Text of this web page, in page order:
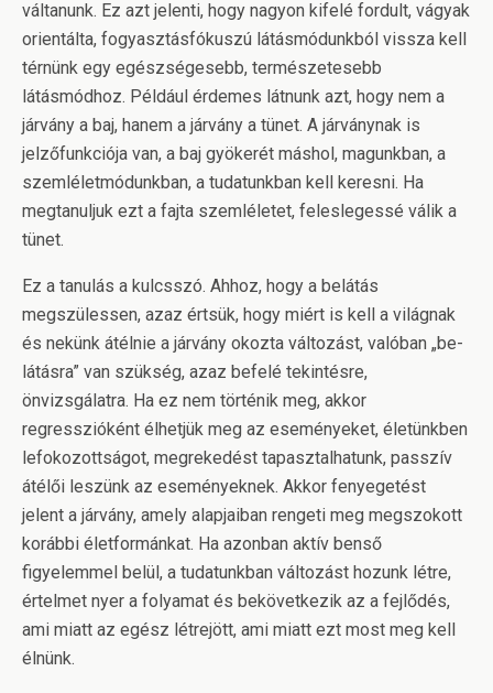
váltanunk. Ez azt jelenti, hogy nagyon kifelé fordult, vágyak
orientálta, fogyasztásfókuszú látásmódunkból vissza kell
térnünk egy egészségesebb, természetesebb
látásmódhoz. Például érdemes látnunk azt, hogy nem a
járvány a baj, hanem a járvány a tünet. A járványnak is
jelzőfunkciója van, a baj gyökerét máshol, magunkban, a
szemléletmódunkban, a tudatunkban kell keresni. Ha
megtanuljuk ezt a fajta szemléletet, feleslegessé válik a
tünet.
Ez a tanulás a kulcsszó. Ahhoz, hogy a belátás
megszülessen, azaz értsük, hogy miért is kell a világnak
és nekünk átélnie a járvány okozta változást, valóban „be-
látásra” van szükség, azaz befelé tekintésre,
önvizsgálatra. Ha ez nem történik meg, akkor
regresszióként élhetjük meg az eseményeket, életünkben
lefokozottságot, megrekedést tapasztalhatunk, passzív
átélői leszünk az eseményeknek. Akkor fenyegetést
jelent a járvány, amely alapjaiban rengeti meg megszokott
korábbi életformánkat. Ha azonban aktív benső
figyelemmel belül, a tudatunkban változást hozunk létre,
értelmet nyer a folyamat és bekövetkezik az a fejlődés,
ami miatt az egész létrejött, ami miatt ezt most meg kell
élnünk.